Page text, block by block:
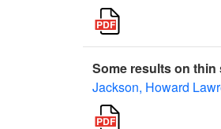
Some results on thin
Jackson, Howard